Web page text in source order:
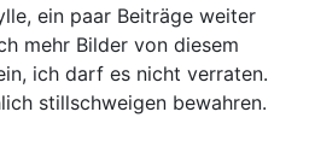
ein paar Beiträge weiter
mehr Bilder von diesem
ich darf es nicht verraten.
stillschweigen bewahren.